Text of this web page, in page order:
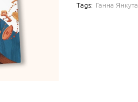
Tags: Ганна Янкута